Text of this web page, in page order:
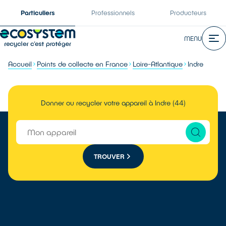
Particuliers Professionnels Producteurs
MENU
Accueil Points de collecte en France Loire-Atlantique Indre
Donner ou recycler votre appareil à Indre (44)
TROUVER